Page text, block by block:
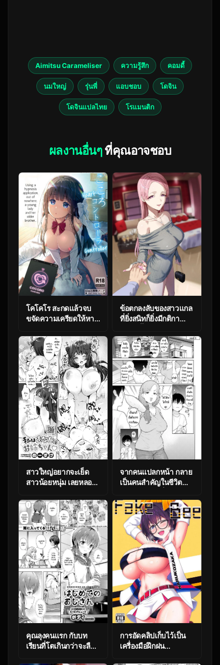
Aimitsu Carameliser ความรู้สึก คอมดี้
นมใหญ่ รุ่นพี่ แอบชอบ โดจิน
โดจินแปลไทย โรแมนติก
ผลงานอื่นๆที่คุณอาจชอบ
โคโคโร สะกดแล้วจบ
ขจัดความเครียดให้หาย
Mania (Akata Izuki)]
Cocoro Controller
ข้อตกลงลับของสาวแกล
ที่ยิ่งสนิทก็ยิ่งมีกติกา
[Amagami Honpo
(Manno)] Iribitari Gal
ni Manko
Tsukawasete Morau
Hanashi
สาวใหญ่อยากจะเย็ด
สาวน้อยหนุ่ม เลยหลอก
[Meisuke] Watashi
ha anata no onee-
chan
จากคนแปลกหน้า กลาย
เป็นคนสำคัญในชีวิต
[Azuse] Kyou kara
Kazoku, Soshite
Koibito
คุณลุงคนแรก กับบท
เรียนที่โตเกินกว่าจะลืม
การอัดคลิปเก็บไว้เป็น
เครื่องมือฝึกฝน